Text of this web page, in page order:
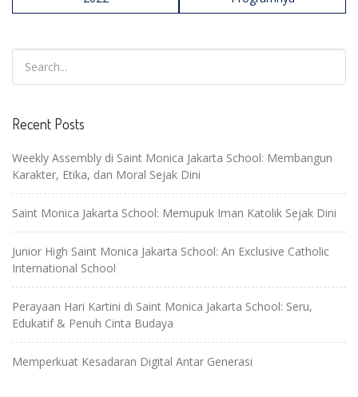
Recent Posts
Weekly Assembly di Saint Monica Jakarta School: Membangun
Karakter, Etika, dan Moral Sejak Dini
Saint Monica Jakarta School: Memupuk Iman Katolik Sejak Dini
Junior High Saint Monica Jakarta School: An Exclusive Catholic
International School
Perayaan Hari Kartini di Saint Monica Jakarta School: Seru,
Edukatif & Penuh Cinta Budaya
Memperkuat Kesadaran Digital Antar Generasi